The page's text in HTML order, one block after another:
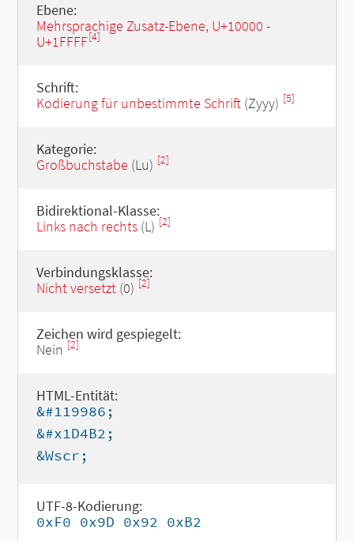
Ebene:
Mehrsprachige Zusatz-Ebene, U+10000 -
U+1FFFF[4]
Schrift:
Kodierung für unbestimmte Schrift(Zyyy) [5]
Kategorie:
Großbuchstabe (Lu) [2]
Bidirektional-Klasse:
Links nach rechts(L) [2]
Verbindungsklasse:
Nicht versetzt(0) [2]
Zeichen wird gespiegelt:
Nein [2]
HTML-Entität:
&#119986;
&#x1D4B2;
&Wscr;
UTF-8-Kodierung:
0xF0 0x9D 0x92 0xB2